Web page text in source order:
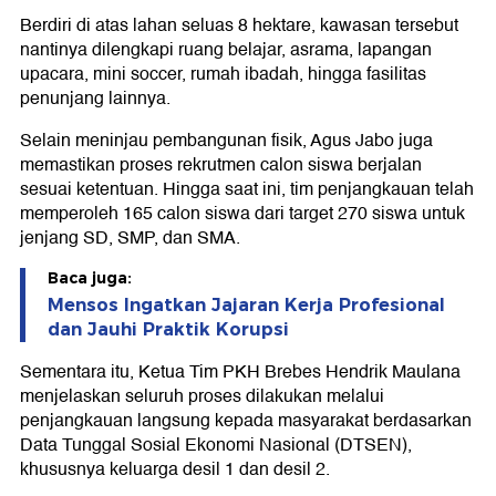
Berdiri di atas lahan seluas 8 hektare, kawasan tersebut
nantinya dilengkapi ruang belajar, asrama, lapangan
upacara, mini soccer, rumah ibadah, hingga fasilitas
penunjang lainnya.
Selain meninjau pembangunan fisik, Agus Jabo juga
memastikan proses rekrutmen calon siswa berjalan
sesuai ketentuan. Hingga saat ini, tim penjangkauan telah
memperoleh 165 calon siswa dari target 270 siswa untuk
jenjang SD, SMP, dan SMA.
Baca juga:
Mensos Ingatkan Jajaran Kerja Profesional
dan Jauhi Praktik Korupsi
Sementara itu, Ketua Tim PKH Brebes Hendrik Maulana
menjelaskan seluruh proses dilakukan melalui
penjangkauan langsung kepada masyarakat berdasarkan
Data Tunggal Sosial Ekonomi Nasional (DTSEN),
khususnya keluarga desil 1 dan desil 2.